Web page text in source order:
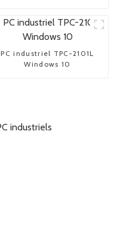
PC industriel TPC-2101L
Windows 10